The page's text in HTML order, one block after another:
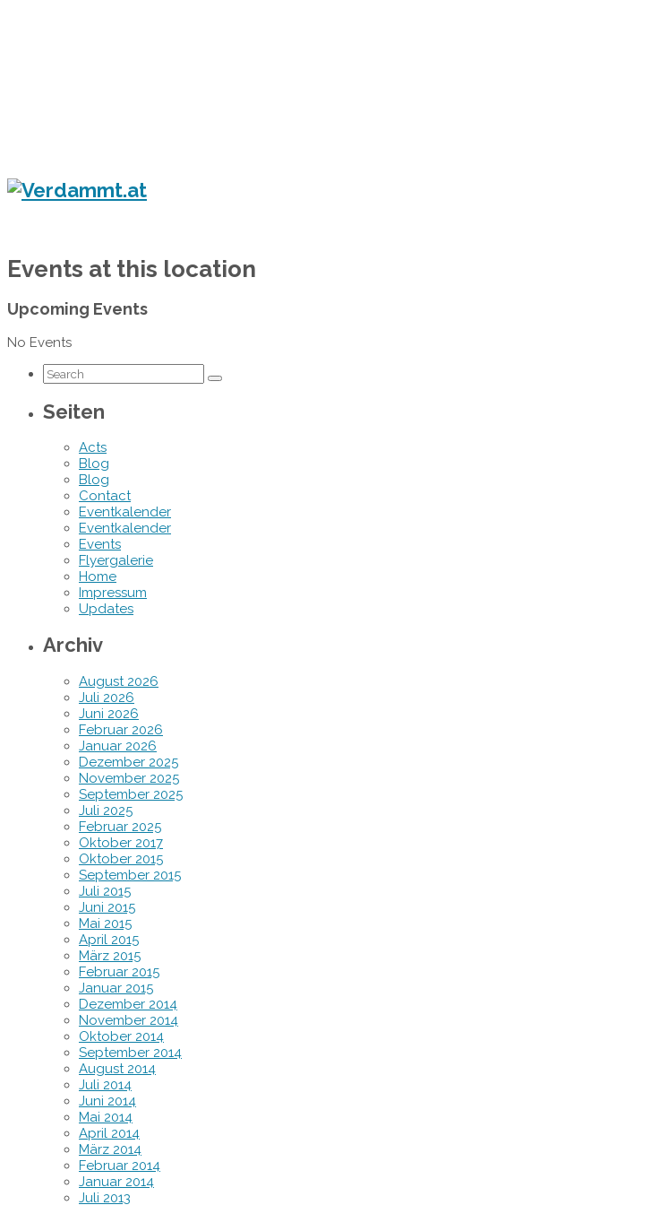
Events at this location
Upcoming Events
No Events
Seiten
Acts
Blog
Blog
Contact
Eventkalender
Eventkalender
Events
Flyergalerie
Home
Impressum
Updates
Archiv
August 2026
Juli 2026
Juni 2026
Februar 2026
Januar 2026
Dezember 2025
November 2025
September 2025
Juli 2025
Februar 2025
Oktober 2017
Oktober 2015
September 2015
Juli 2015
Juni 2015
Mai 2015
April 2015
März 2015
Februar 2015
Januar 2015
Dezember 2014
November 2014
Oktober 2014
September 2014
August 2014
Juli 2014
Juni 2014
Mai 2014
April 2014
März 2014
Februar 2014
Januar 2014
Juli 2013